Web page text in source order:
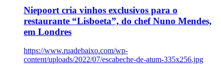
Niepoort cria vinhos exclusivos para o
restaurante “Lisboeta”, do chef Nuno Mendes,
em Londres
https://www.ruadebaixo.com/wp-
content/uploads/2022/07/escabeche-de-atum-335x256.jpg